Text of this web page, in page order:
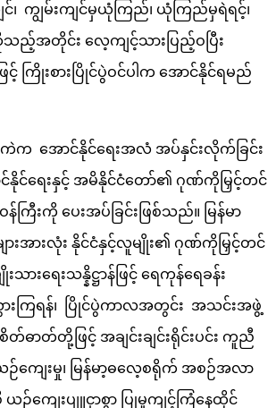
၊ ကျွမ်းကျင်မှယုံကြည်၊ ယုံကြည်မှရဲရင့်၊
ည့်အတိုင်း လေ့ကျင့်သားပြည့်ဝပြီး
င့် ကြိုးစားပြိုင်ပွဲဝင်ပါက အောင်နိုင်ရမည်
က အောင်နိုင်ရေးအလံ အပ်နှင်းလိုက်ခြင်း
နိုင်ရေးနှင့် အမိနိုင်ငံတော်၏ ဂုဏ်ကိုမြှင့်တင်
ြီးကို ပေးအပ်ခြင်းဖြစ်သည်။ မြန်မာ
ားအားလုံး နိုင်ငံနှင့်လူမျိုး၏ ဂုဏ်ကိုမြှင့်တင်
းရေးသန္နိဋ္ဌာန်ဖြင့် ရေကုန်ရေခန်း
ားကြရန်၊ ပြိုင်ပွဲကာလအတွင်း အသင်းအဖွဲ့
တ်ဓာတ်တို့ဖြင့် အချင်းချင်းရိုင်းပင်း ကူညီ
ယဉ်ကျေးမှု၊ မြန်မာ့ဓလေ့စရိုက် အစဉ်အလာ
ယဉ်ကျေးပျူငှာစွာ ပြုမူကျင့်ကြံနေထိုင်